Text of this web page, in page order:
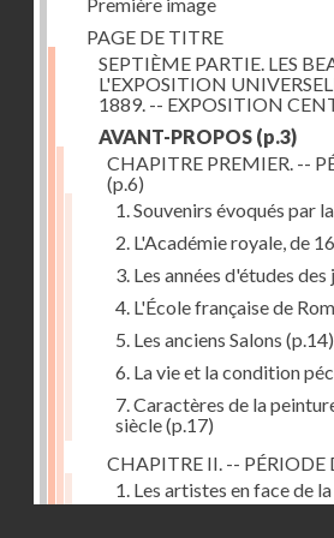
PAGE DE TITRE
SEPTIÈME PARTIE. LES
L'EXPOSITION
1889. -- EXPOSITION
AVANT-PROPOS (p.3)
CHAPITRE PREMIER. --
(p.6)
1. Souvenirs évoqués par
2. L'Académie royale, de
3. Les années d'études
4. L'École française de
5. Les anciens Salons (p.14)
6. La vie et la condition
7. Caractères de la
siècle(p.17)
CHAPITRE II. -- PÉRIODE
1. Les artistes en face de